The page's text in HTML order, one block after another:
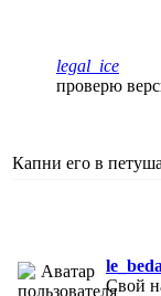
legal_ice
проверю
Капни его в
le_beda
Свой